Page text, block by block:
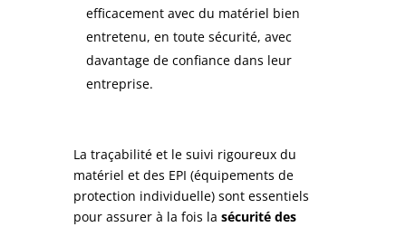
efficacement avec du matériel bien
entretenu, en toute sécurité, avec
davantage de confiance dans leur
entreprise.
La traçabilité et le suivi rigoureux du
matériel et des EPI (équipements de
protection individuelle) sont essentiels
pour assurer à la fois la sécurité des